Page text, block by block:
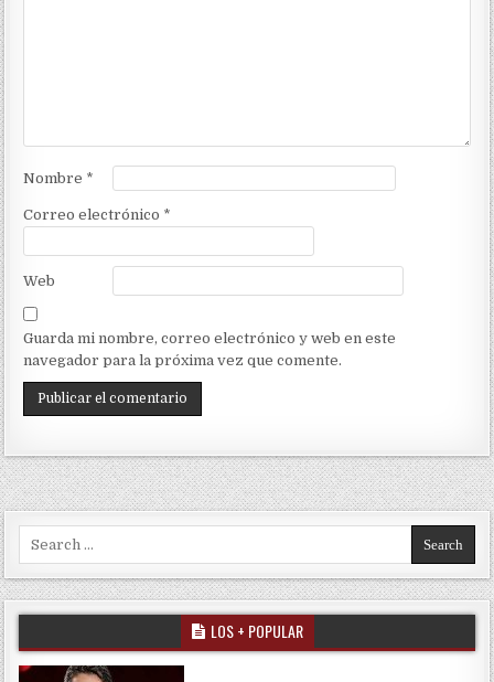
Nombre *
Correo electrónico *
Web
Guarda mi nombre, correo electrónico y web en este
navegador para la próxima vez que comente.
Search for:
LOS + POPULAR